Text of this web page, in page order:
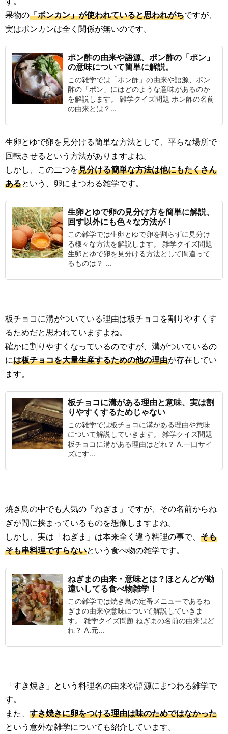
果物の「ポンカン」が使われていると思われがちですが、
実はポンカンは全く関係が無いのです。
ポン酢の由来や語源、ポン酢の「ポン」
の意味について簡単に解説。
この雑学では「ポン酢」の由来や語源、ポン
酢の「ポン」にはどのような意味があるのか
を解説します。 雑学クイズ問題 ポン酢の名前
の由来とは？...
生卵とゆで卵を見分ける簡単な方法として、平らな場所で
回転させるという方法がありますよね。
しかし、この二つを見分ける簡単な方法は他にもたくさん
あるという、卵にまつわる雑学です。
生卵とゆで卵の見分け方を簡単に解説、
回す以外にも色々な方法が！
この雑学では生卵とゆで卵を割らずに見分け
る様々な方法を解説します。 雑学クイズ問題
生卵とゆで卵を見分ける方法として間違って
るものは？ ...
板チョコに溝がついている理由は板チョコを割りやすくす
るためだと思われていますよね。
確かに割りやすくなっているのですが、溝がついているの
には板チョコを大量生産するための他の理由が存在してい
ます。
板チョコに溝がある理由と意味、実は割
りやすくするためじゃない
この雑学では板チョコに溝がある理由や意味
について解説していきます。 雑学クイズ問題
板チョコに溝がある理由はどれ？ A.一口サイ
ズにす...
焼き鳥の中でも人気の「ねぎま」ですが、その名前からね
ぎが間に挟まっているものを想像しますよね。
しかし、実は「ねぎま」は本来全く違う料理の事で、 そも
そも串料理ですらないという食べ物の雑学です。
ねぎまの由来・意味とは？ほとんどが勘
違いしてる食べ物雑学！
この雑学では焼き鳥の定番メニューであるね
ぎまの由来や意味について解説していきま
す。 雑学クイズ問題 ねぎまの名前の由来はど
れ？ A.元...
「すき焼き」という料理名の由来や語源にまつわる雑学で
す。
また、 すき焼きに卵をつける理由は味のためではなかった
という意外な雑学についても紹介しています。